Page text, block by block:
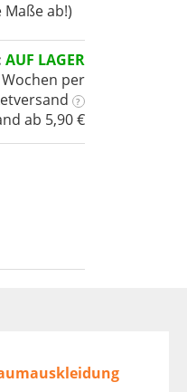
ab!)
AUF LAGER
per
?
ab 5,90 €